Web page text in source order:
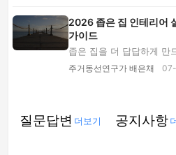
2026 좁은 집 인테리어
가이드
좁은 집을 더 답답하게 만
단절, 색상과 거울 배치,
주거동선연구가 배은채
질문답변 더보기 공지사항